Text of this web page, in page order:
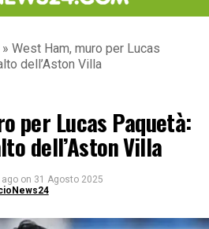
» West Ham, muro per Lucas
dell’Aston Villa
per Lucas Paquetà:
dell’Aston Villa
on 31 Agosto 2025